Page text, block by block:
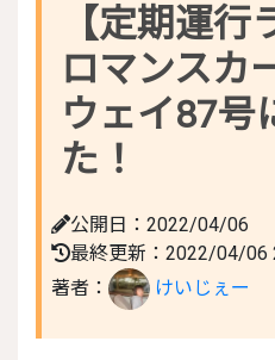
【定期運行
ロマンスカ
ウェイ87号
た！
公開日：2022/04/06
最終更新：2022/04/06
著者：
けいじぇー